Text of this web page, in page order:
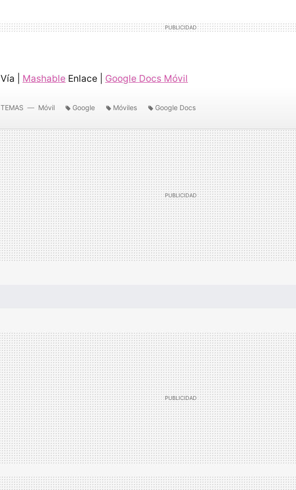
Vía | Mashable Enlace | Google Docs Móvil
TEMAS Móvil Google Móviles Google Docs